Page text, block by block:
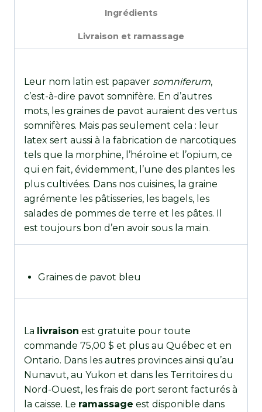
Ingrédients
Livraison et ramassage
Leur nom latin est papaver somniferum,
c’est-à-dire pavot somnifère. En d’autres
mots, les graines de pavot auraient des vertus
somnifères. Mais pas seulement cela : leur
latex sert aussi à la fabrication de narcotiques
tels que la morphine, l’héroïne et l’opium, ce
qui en fait, évidemment, l’une des plantes les
plus cultivées. Dans nos cuisines, la graine
agrémente les pâtisseries, les bagels, les
salades de pommes de terre et les pâtes. Il
est toujours bon d’en avoir sous la main.
Graines de pavot bleu
La livraison est gratuite pour toute
commande 75,00 $ et plus au Québec et en
Ontario. Dans les autres provinces ainsi qu’au
Nunavut, au Yukon et dans les Territoires du
Nord-Ouest, les frais de port seront facturés à
la caisse. Le ramassage est disponible dans